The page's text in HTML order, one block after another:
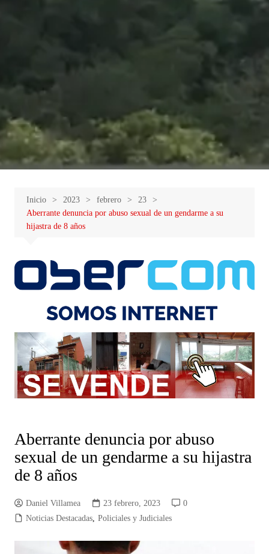
Inicio 2023 febrero
23
Aberrante denuncia por abuso sexual de un gendarme a su
hijastra de 8 años
Aberrante denuncia por abuso
sexual de un gendarme a su hijastra
de 8 años
Daniel Villamea 23 febrero, 2023
0
Noticias Destacadas, Policiales y Judiciales